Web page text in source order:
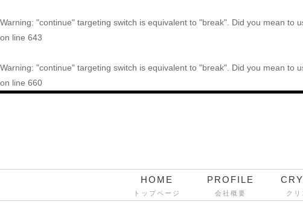
Warning: "continue" targeting switch is equivalent to "break". Did you mean to
on line 643
Warning: "continue" targeting switch is equivalent to "break". Did you mean to
on line 660
HOME
トップページ
PROFILE
会社概要 クリ